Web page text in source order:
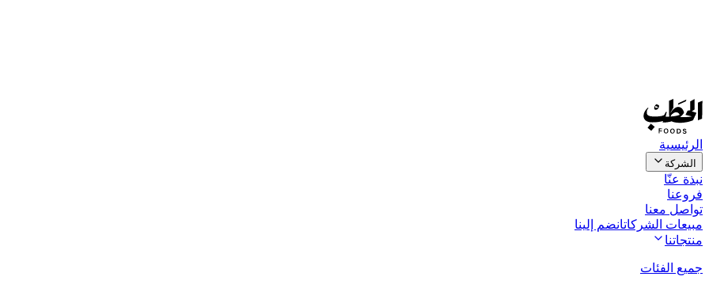
الرئيسية
الشركة
نبذة عنّا
فروعنا
تواصل معنا
مبيعات الشركاتانضم إلينا
منتجاتنا
جميع الفئات